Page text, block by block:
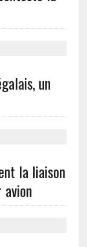
un
la liaison